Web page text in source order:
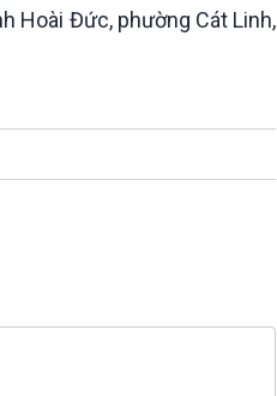
Hoài Đức, phường Cát Linh,